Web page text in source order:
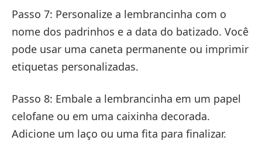
Passo 7: Personalize a lembrancinha com o
nome dos padrinhos e a data do batizado. Você
pode usar uma caneta permanente ou imprimir
etiquetas personalizadas.
Passo 8: Embale a lembrancinha em um papel
celofane ou em uma caixinha decorada.
Adicione um laço ou uma fita para finalizar.